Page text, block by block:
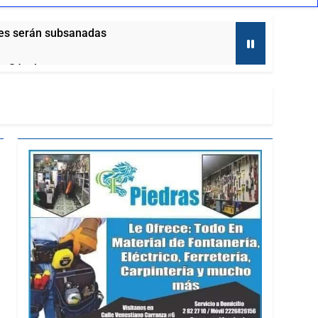
serán subsanadas
Tlaxcalteca”
a través del diálogo directo con la